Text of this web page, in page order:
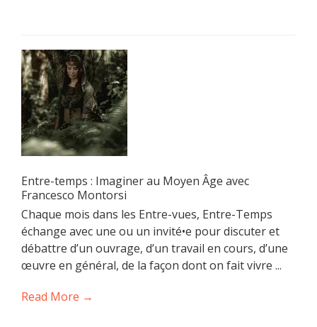
Entre-temps : Imaginer au Moyen Âge avec
Francesco Montorsi
Chaque mois dans les Entre-vues, Entre-Temps
échange avec une ou un invité•e pour discuter et
débattre d’un ouvrage, d’un travail en cours, d’une
œuvre en général, de la façon dont on fait vivre ...
Read More →